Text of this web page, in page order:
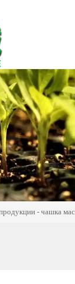
- чашка